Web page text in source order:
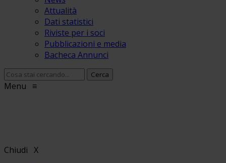
Attualità
Dati statistici
Riviste per i soci
Pubblicazioni e media
Bacheca Annunci
Menu ≡
Chiudi X